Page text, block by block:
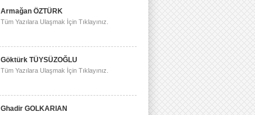
Armağan ÖZTÜRK
Tüm Yazılara Ulaşmak İçin Tıklayınız.
Göktürk TÜYSÜZOĞLU
Tüm Yazılara Ulaşmak İçin Tıklayınız.
Ghadir GOLKARIAN